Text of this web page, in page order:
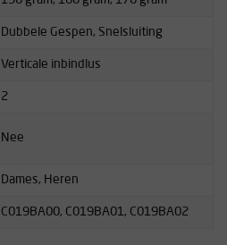
Dubbele Gespen, Snelsluiting
Verticale inbindlus
2
Nee
Dames, Heren
C019BA00, C019BA01, C019BA02